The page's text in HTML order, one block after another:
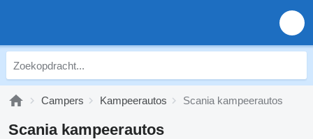
Campers Kampeerautos Scania kampeerautos
Scania kampeerautos